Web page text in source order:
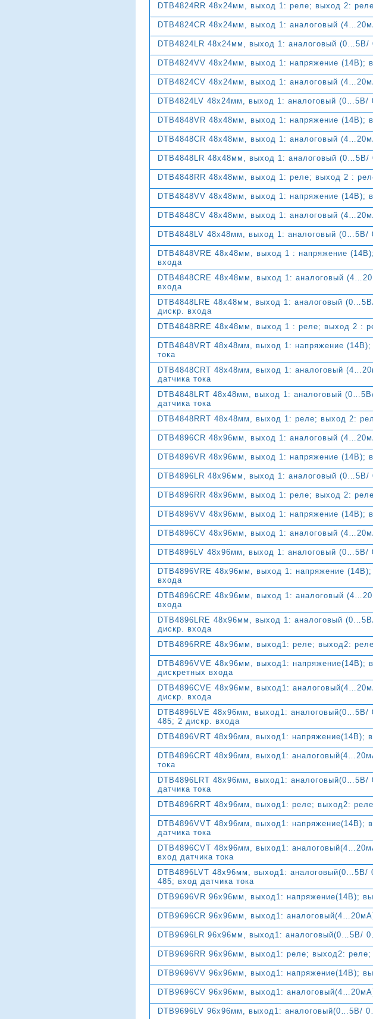
DTB4824RR 48х24мм, выход 1: реле; выход 2:
DTB4824CR 48х24мм, выход 1: аналоговый
DTB4824LR 48х24мм, выход 1: аналоговый
DTB4824VV 48х24мм, выход 1: напряжение (14В);
DTB4824CV 48х24мм, выход 1: аналоговый
DTB4824LV 48х24мм, выход 1: аналоговый
DTB4848VR 48х48мм, выход 1: напряжение (14В);
DTB4848CR 48х48мм, выход 1: аналоговый
DTB4848LR 48х48мм, выход 1: аналоговый
DTB4848RR 48х48мм, выход 1: реле; выход 2 :
DTB4848VV 48х48мм, выход 1: напряжение (14В);
DTB4848CV 48х48мм, выход 1: аналоговый
DTB4848LV 48х48мм, выход 1: аналоговый
DTB4848VRE 48х48мм, выход 1 : напряжение
входа
DTB4848CRE 48х48мм, выход 1: аналоговый
входа
DTB4848LRE 48х48мм, выход 1: аналоговый
дискр. входа
DTB4848RRE 48х48мм, выход 1 : реле; выход 2 :
DTB4848VRT 48х48мм, выход 1: напряжение
тока
DTB4848CRT 48х48мм, выход 1: аналоговый
датчика тока
DTB4848LRT 48х48мм, выход 1: аналоговый
датчика тока
DTB4848RRT 48х48мм, выход 1: реле; выход 2:
DTB4896CR 48х96мм, выход 1: аналоговый
DTB4896VR 48х96мм, выход 1: напряжение (14В);
DTB4896LR 48х96мм, выход 1: аналоговый
DTB4896RR 48х96мм, выход 1: реле; выход 2:
DTB4896VV 48х96мм, выход 1: напряжение (14В);
DTB4896CV 48х96мм, выход 1: аналоговый
DTB4896LV 48х96мм, выход 1: аналоговый
DTB4896VRE 48х96мм, выход 1: напряжение
входа
DTB4896CRE 48х96мм, выход 1: аналоговый
входа
DTB4896LRE 48х96мм, выход 1: аналоговый
дискр. входа
DTB4896RRE 48х96мм, выход1: реле; выход2:
DTB4896VVE 48х96мм, выход1: напряжение(14В);
дискретных входа
DTB4896CVE 48х96мм, выход1:
дискр. входа
DTB4896LVE 48х96мм, выход1:
485; 2 дискр. входа
DTB4896VRT 48х96мм, выход1: напряжение(14В);
DTB4896CRT 48х96мм, выход1:
тока
DTB4896LRT 48х96мм, выход1:
датчика тока
DTB4896RRT 48х96мм, выход1: реле; выход2:
DTB4896VVT 48х96мм, выход1: напряжение(14В);
датчика тока
DTB4896CVT 48х96мм, выход1:
вход датчика тока
DTB4896LVT 48х96мм, выход1:
485; вход датчика тока
DTB9696VR 96х96мм, выход1: напряжение(14В);
DTB9696CR 96х96мм, выход1:
DTB9696LR 96х96мм, выход1: аналоговый(0…5В/
DTB9696RR 96х96мм, выход1: реле; выход2: реле;
DTB9696VV 96х96мм, выход1: напряжение(14В);
DTB9696CV 96х96мм, выход1:
DTB9696LV 96х96мм, выход1: аналоговый(0…5В/